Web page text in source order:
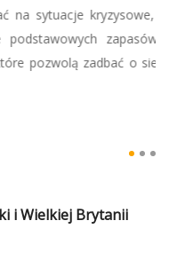
kryzysowe, co oznacza
zapasów, ale także
zadbać o siebie i bliskich
i Wielkiej Brytanii